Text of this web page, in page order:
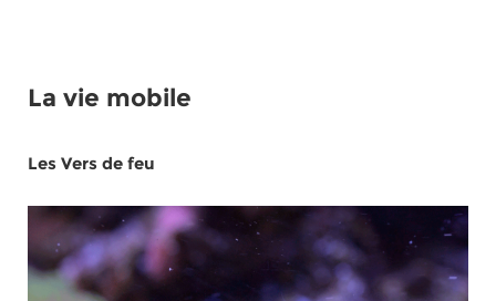
La vie mobile
Les Vers de feu